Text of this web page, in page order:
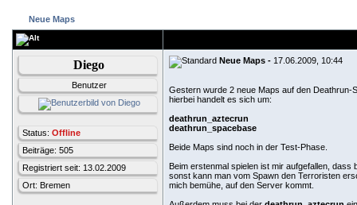
Neue Maps
Diego
Benutzer
Status: Offline
Beiträge: 505
Registriert seit: 13.02.2009
Ort: Bremen
Neue Maps - 17.06.2009, 10:44
Gestern wurde 2 neue Maps auf den Deathrun-
hierbei handelt es sich um:
deathrun_aztecrun
deathrun_spacebase
Beide Maps sind noch in der Test-Phase.
Beim erstenmal spielen ist mir aufgefallen, dass
sonst kann man vom Spawn den Terroristen
mich bemühe, auf den Server kommt.